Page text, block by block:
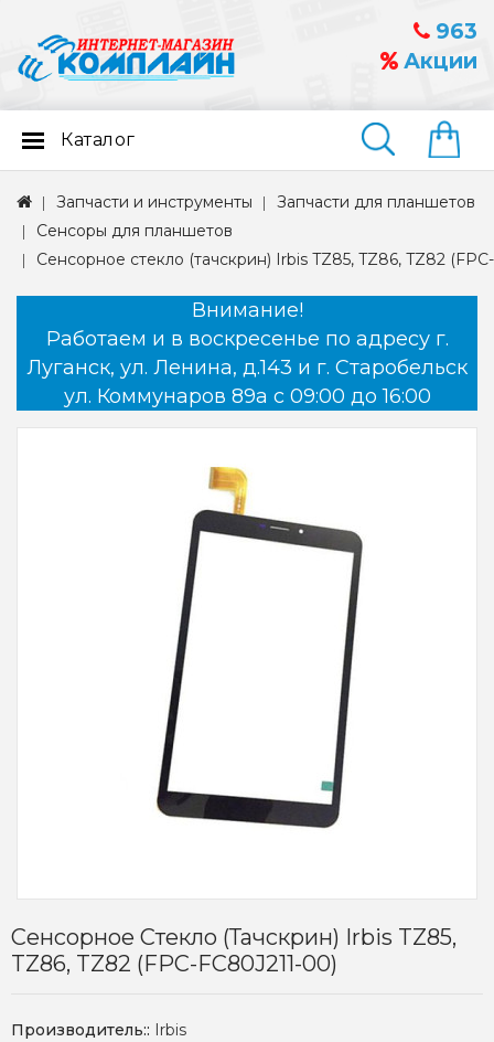
963
Акции
Найти
Каталог
Запчасти и инструменты
Запчасти для планшетов
Сенсоры для планшетов
Сенсорное стекло (тачскрин) Irbis TZ85, TZ86, TZ82
Внимание!
Работаем и в воскресенье по адресу г.
Луганск, ул. Ленина, д.143 и г. Старобельск
ул. Коммунаров 89а с 09:00 до 16:00
Сенсорное Стекло (тачскрин) Irbis TZ85,
TZ86, TZ82 (FPC-FC80J211-00)
Производитель::
Irbis